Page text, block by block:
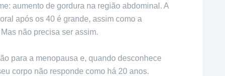
aumento de gordura na região abdominal. A
após os 40 é grande, assim como a
não precisa ser assim.
para a menopausa e, quando desconhece
corpo não responde como há 20 anos.